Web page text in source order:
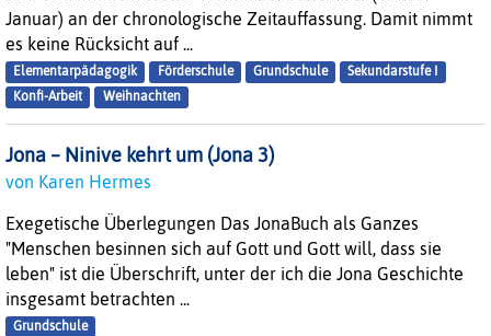
Januar) an der chronologische Zeitauffassung. Damit nimmt
es keine Rücksicht auf ...
Elementarpädagogik Förderschule Grundschule
Sekundarstufe I
Konfi-Arbeit
Weihnachten
Jona – Ninive kehrt um (Jona 3)
von Karen Hermes
Exegetische Überlegungen Das JonaBuch als Ganzes
"Menschen besinnen sich auf Gott und Gott will, dass sie
leben" ist die Überschrift, unter der ich die Jona Geschichte
insgesamt betrachten ...
Grundschule